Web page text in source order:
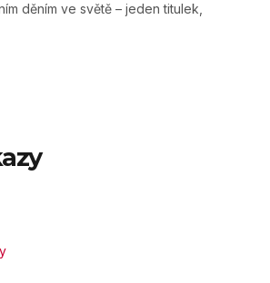
děním ve světě – jeden titulek,